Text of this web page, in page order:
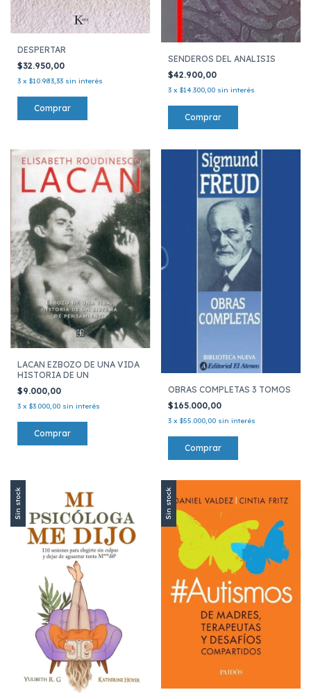
DESPERTAR
$32.950,00
3 x $10.983,33 sin interés
SENDEROS DEL ANALISIS
$42.900,00
3 x $14.300,00 sin interés
LACAN EZBOZO DE UNA VIDA
HISTORIA DE UN
$9.000,00
3 x $3.000,00 sin interés
OBRAS COMPLETAS 3 TOMOS
$165.000,00
3 x $55.000,00 sin interés
Sin stock Sin stock